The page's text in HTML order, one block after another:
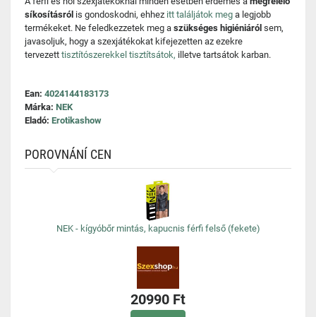
síkosításról is gondoskodni, ehhez itt találjátok meg a legjobb
termékeket. Ne feledkezzetek meg a szükséges higiéniáról sem,
javasoljuk, hogy a szexjátékokat kifejezetten az ezekre
tervezett tisztítószerekkel tisztítsátok, illetve tartsátok karban.
Ean: 4024144183173
Márka: NEK
Eladó: Erotikashow
POROVNÁNÍ CEN
NEK - kígyóbőr mintás, kapucnis férfi felső (fekete)
20990 Ft